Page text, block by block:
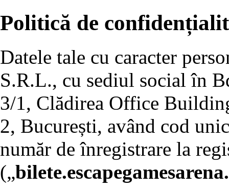
Politică de
Datele tale cu caracter
S.R.L., cu sediul social în
3/1, Clădirea Office
2, București, având cod
număr de înregistrare la
(„